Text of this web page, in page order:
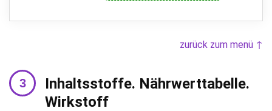
zurück zum menü ↑
Inhaltsstoffe. Nährwerttabelle.
Wirkstoff